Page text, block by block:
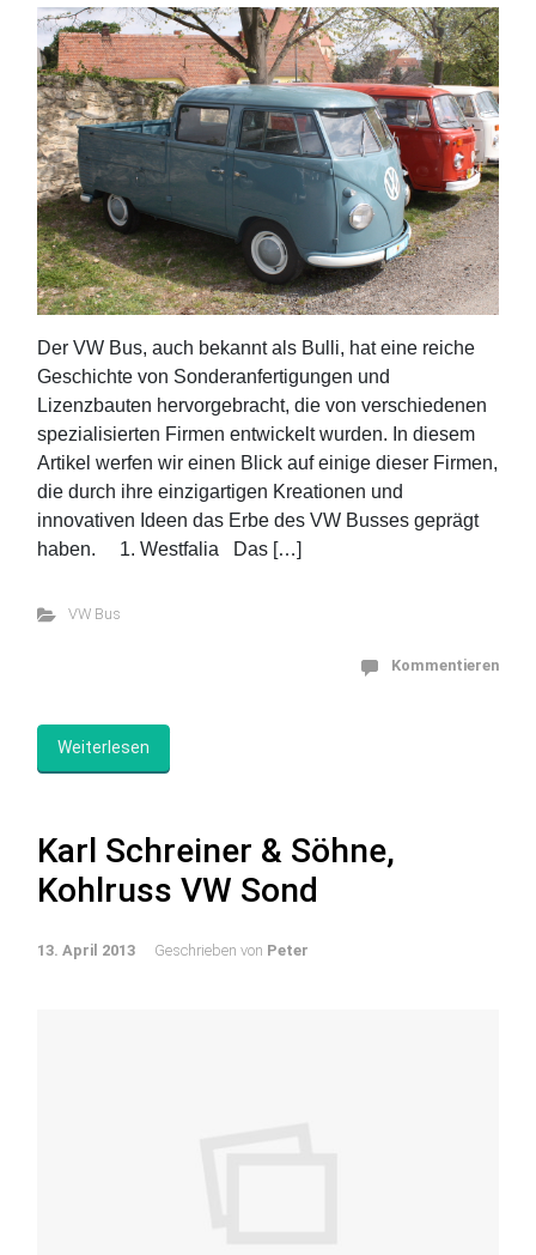
Der VW Bus, auch bekannt als Bulli, hat eine reiche
Geschichte von Sonderanfertigungen und
Lizenzbauten hervorgebracht, die von verschiedenen
spezialisierten Firmen entwickelt wurden. In diesem
Artikel werfen wir einen Blick auf einige dieser Firmen,
die durch ihre einzigartigen Kreationen und
innovativen Ideen das Erbe des VW Busses geprägt
haben. 1. Westfalia Das […]
VW Bus
Kommentieren
Weiterlesen
Karl Schreiner & Söhne,
Kohlruss VW Sond
13. April 2013 Geschrieben von Peter